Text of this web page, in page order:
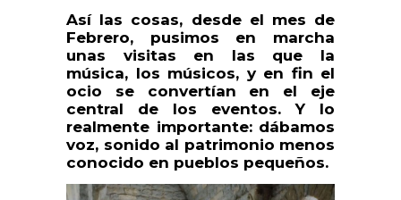
Así las cosas, desde el mes de
Febrero, pusimos en marcha
unas visitas en las que la
música, los músicos, y en fin el
ocio se convertían en el eje
central de los eventos. Y lo
realmente importante: dábamos
voz, sonido al patrimonio menos
conocido en pueblos pequeños.